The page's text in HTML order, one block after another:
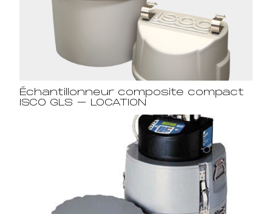
Échantillonneur composite compact
ISCO GLS – LOCATION